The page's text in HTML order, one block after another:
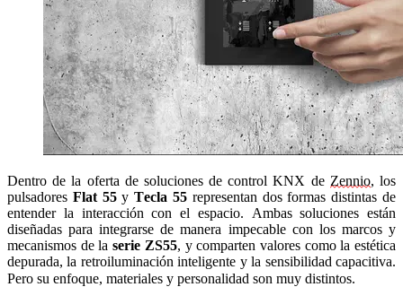
Dentro de la oferta de soluciones de control KNX de Zennio, los
pulsadores Flat 55 y Tecla 55 representan dos formas distintas de
entender la interacción con el espacio. Ambas soluciones están
diseñadas para integrarse de manera impecable con los marcos y
mecanismos de la serie ZS55, y comparten valores como la estética
depurada, la retroiluminación inteligente y la sensibilidad capacitiva.
Pero su enfoque, materiales y personalidad son muy distintos.